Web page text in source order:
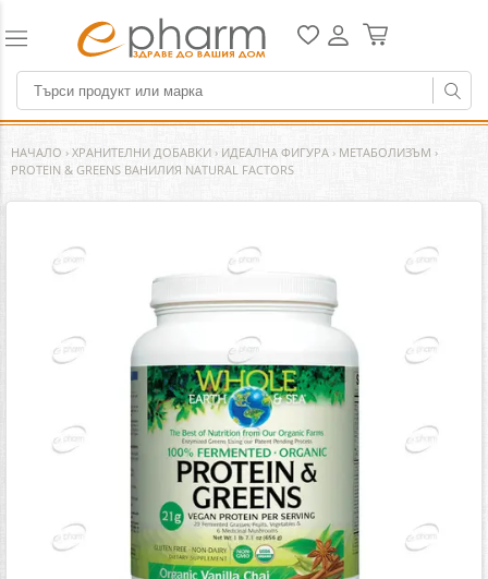
НАЧАЛО › ХРАНИТЕЛНИ ДОБАВКИ › ИДЕАЛНА ФИГУРА › МЕТАБОЛИЗЪМ ›
PROTEIN & GREENS ВАНИЛИЯ NATURAL FACTORS